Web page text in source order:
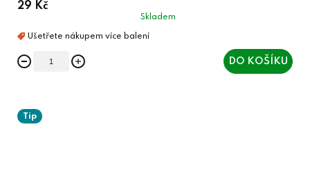
29 Kč
Skladem
DO KOŠÍKU
Tip